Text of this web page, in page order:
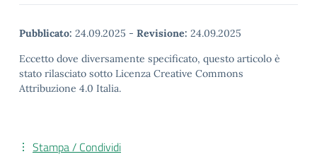
Pubblicato: 24.09.2025 - Revisione: 24.09.2025
Eccetto dove diversamente specificato, questo articolo è
stato rilasciato sotto Licenza Creative Commons
Attribuzione 4.0 Italia.
Stampa / Condividi